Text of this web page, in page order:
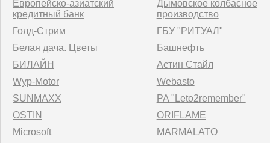
Европейско-азиатский
кредитный банк
Дымовское колбасное
производство
Голд-Стрим
ГБУ "РИТУАЛ"
Белая дача. Цветы
Башнефть
БИЛАЙН
Астин Стайл
Wyp-Motor
Webasto
SUNMAXX
PA "Leto2remember"
OSTIN
ORIFLAME
Microsoft
MARMALATO